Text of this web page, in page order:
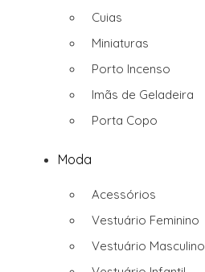
Cuias
Miniaturas
Porto Incenso
Imãs de Geladeira
Porta Copo
Moda
Acessórios
Vestuário Feminino
Vestuário Masculino